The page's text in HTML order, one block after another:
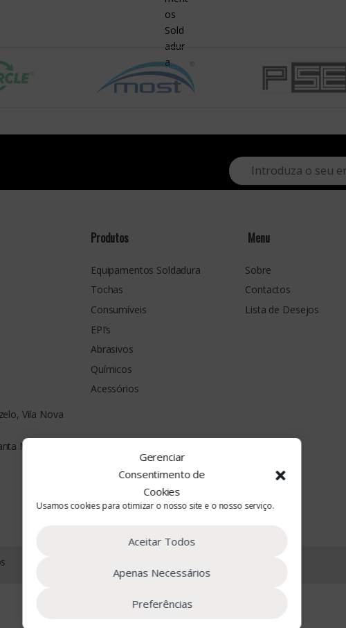
Gerenciar
Consentimento de
Cookies
Usamos cookies para otimizar o nosso site e o nosso serviço.
Aceitar Todos
Apenas Necessários
Preferências
E
m
a
Vila Nova
Maria da
Produtos
Equipamentos Soldadura
Tochas
Consumíveis
EPI’s
Abrasivos
Químicos
Acessórios
Menu
Sobre
Contactos
Lista de Desejos